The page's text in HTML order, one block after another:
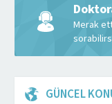
Merak
GÜNCEL